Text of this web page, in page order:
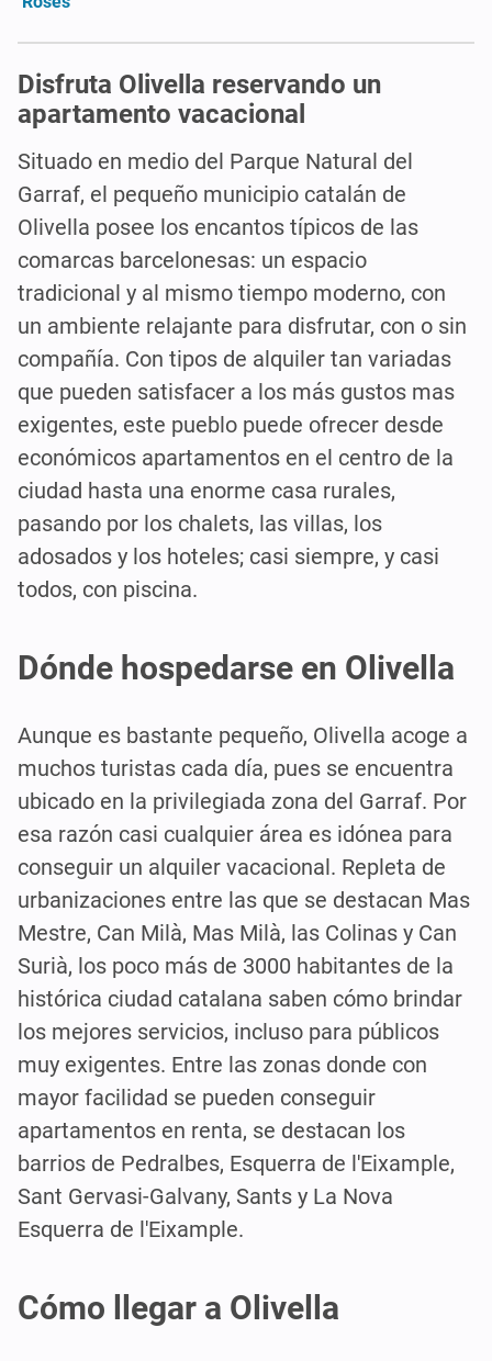
Disfruta Olivella reservando un
apartamento vacacional
Situado en medio del Parque Natural del
Garraf, el pequeño municipio catalán de
Olivella posee los encantos típicos de las
comarcas barcelonesas: un espacio
tradicional y al mismo tiempo moderno, con
un ambiente relajante para disfrutar, con o sin
compañía. Con tipos de alquiler tan variadas
que pueden satisfacer a los más gustos mas
exigentes, este pueblo puede ofrecer desde
económicos apartamentos en el centro de la
ciudad hasta una enorme casa rurales,
pasando por los chalets, las villas, los
adosados y los hoteles; casi siempre, y casi
todos, con piscina.
Dónde hospedarse en Olivella
Aunque es bastante pequeño, Olivella acoge a
muchos turistas cada día, pues se encuentra
ubicado en la privilegiada zona del Garraf. Por
esa razón casi cualquier área es idónea para
conseguir un alquiler vacacional. Repleta de
urbanizaciones entre las que se destacan Mas
Mestre, Can Milà, Mas Milà, las Colinas y Can
Surià, los poco más de 3000 habitantes de la
histórica ciudad catalana saben cómo brindar
los mejores servicios, incluso para públicos
muy exigentes. Entre las zonas donde con
mayor facilidad se pueden conseguir
apartamentos en renta, se destacan los
barrios de Pedralbes, Esquerra de l'Eixample,
Sant Gervasi-Galvany, Sants y La Nova
Esquerra de l'Eixample.
Cómo llegar a Olivella